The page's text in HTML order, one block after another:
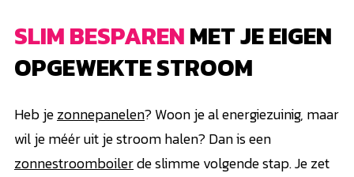
SLIM BESPARENMET JE EIGEN
OPGEWEKTE STROOM
Heb jezonnepanelen? Woon je al energiezuinig, maar
wil je méér uit je stroom halen? Dan is een
zonnestroomboilerde slimme volgende stap. Je zet